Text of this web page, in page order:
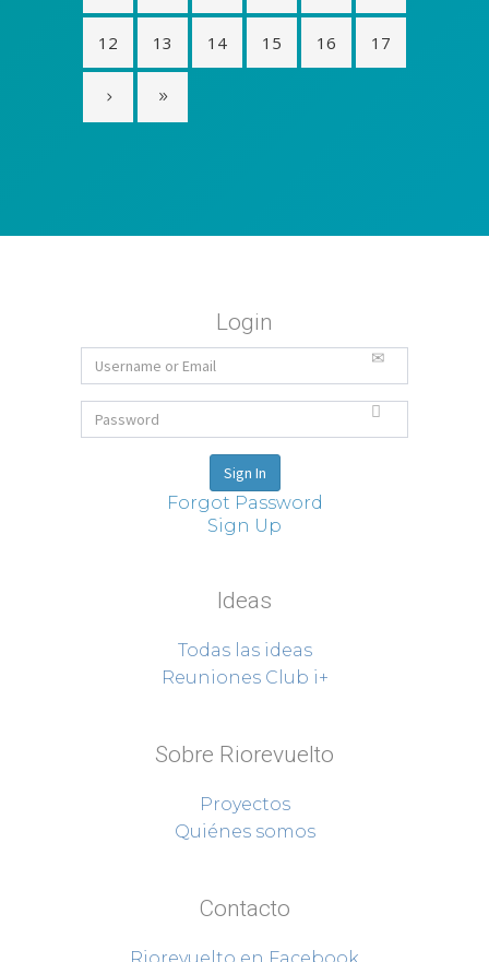
12 13 14 15 16 17
Login
Forgot Password
Sign Up
Ideas
Todas las ideas
Reuniones Club i+
Sobre Riorevuelto
Proyectos
Quiénes somos
Contacto